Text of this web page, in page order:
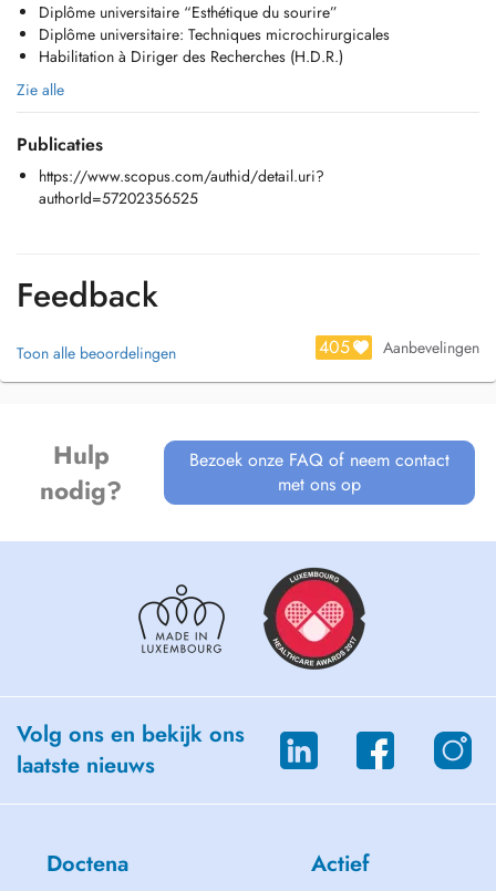
Researcher in dental biomaterials, endodontic treatment, coronal
restorative techniques, bioactive molecules, microsurgical skeels and
dental morphology since 2018.
https://www.scopus.com/authid/detail.uri?authorId=57202356525
Speaker in several international conferences
in Endodontics, a Post-Doc in Dental materials and finally a H.D.R. in
Dental materials.
University
- Supervisor for master, PhD and Post-doc students.
Diplôme universitaire “Esthétique du sourire”
Diplôme universitaire: Techniques microchirurgicales
Habilitation à Diriger des Recherches (H.D.R.)
Zie alle
Publicaties
https://www.scopus.com/authid/detail.uri?
authorId=57202356525
Feedback
Toon alle beoordelingen 405 Aanbevelingen
Hulp
nodig?
Bezoek onze FAQ of neem contact
met ons op
Volg ons en bekijk ons
laatste nieuws
Doctena Actief